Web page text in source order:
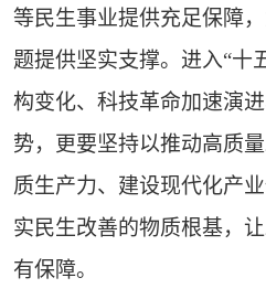
等民生事业提供充足保障
题提供坚实支撑。进入“十
构变化、科技革命加速演
势，更要坚持以推动高质
质生产力、建设现代化产
实民生改善的物质根基，
有保障。